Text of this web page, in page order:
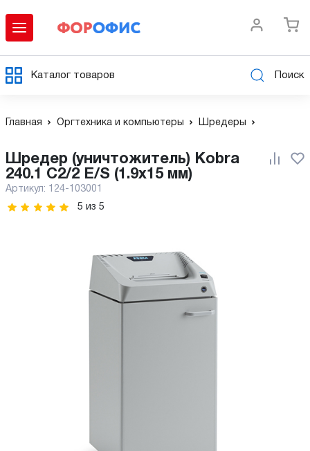
Каталог товаров Поиск
Главная Оргтехника и компьютеры Шредеры
Шредер (уничтожитель) Kobra
240.1 C2/2 E/S (1.9x15 мм)
Артикул: 124-103001
5 из 5